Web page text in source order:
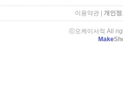
이용약관| 개인
ⓒ오케이서적 All
Make